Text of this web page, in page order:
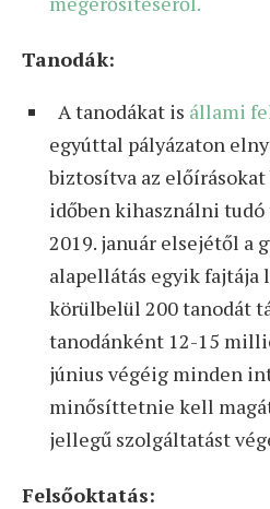
Tanodák:
A tanodákat is állami
egyúttal pályázaton
biztosítva az
időben kihasználni tudó
2019. január elsejétől a
alapellátás egyik fajtája
körülbelül 200 tanodát
tanodánként 12-15
június végéig minden
minősíttetnie kell
jellegű szolgáltatást
Felsőoktatás: